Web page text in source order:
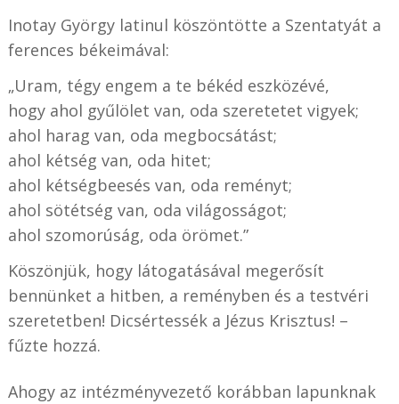
Inotay György latinul köszöntötte a Szentatyát a
ferences békeimával:
„Uram, tégy engem a te békéd eszközévé,
hogy ahol gyűlölet van, oda szeretetet vigyek;
ahol harag van, oda megbocsátást;
ahol kétség van, oda hitet;
ahol kétségbeesés van, oda reményt;
ahol sötétség van, oda világosságot;
ahol szomorúság, oda örömet.”
Köszönjük, hogy látogatásával megerősít
bennünket a hitben, a reményben és a testvéri
szeretetben! Dicsértessék a Jézus Krisztus! –
fűzte hozzá.
Ahogy az intézményvezető korábban lapunknak